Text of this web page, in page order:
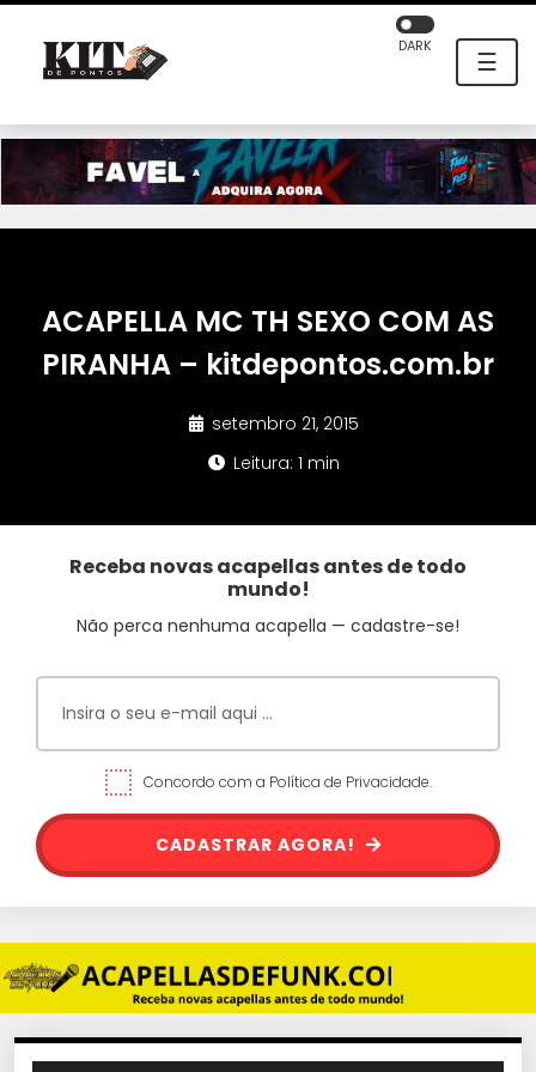
☰
DARK
ACAPELLA MC TH SEXO COM AS
PIRANHA – kitdepontos.com.br
setembro 21, 2015
Leitura: 1 min
Receba novas acapellas antes de todo
mundo!
Não perca nenhuma acapella — cadastre-se!
Concordo com a Política de Privacidade.
CADASTRAR AGORA!